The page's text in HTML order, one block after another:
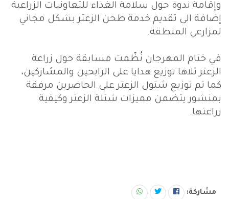
وإقامة ندوة حول سلامة الغذاء للتعاونيات الزراعية
إضافة الى تقديم خدمة طحن الزعتر بشكل مجاني
لمزارعي المنطقة.
في ختام المهرجان نُظّمت مسابقة حول زراعة
الزعتر تلاها توزيع هدايا على الرابحين والمشاركين،
كما تم توزيع شتول الزعتر على الحاضرين مرفقة
بمنشور يتضمن مميزات شتلة الزعتر وكيفية
زراعتها.
مشاركة: